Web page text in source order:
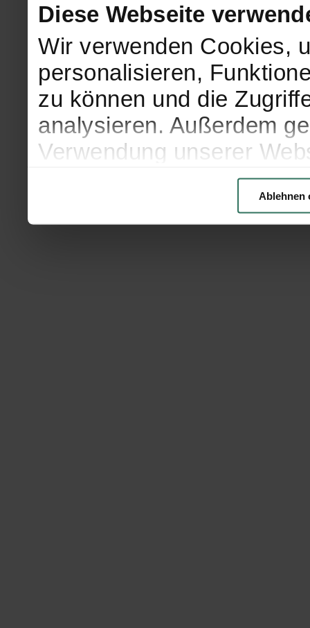
Diese Webseite
Wir verwenden Cookies,
personalisieren,
zu können und die
analysieren. Außerdem
Verwendung unserer
soziale Medien,
Partner führen diese
weiteren Daten
Ablehnen